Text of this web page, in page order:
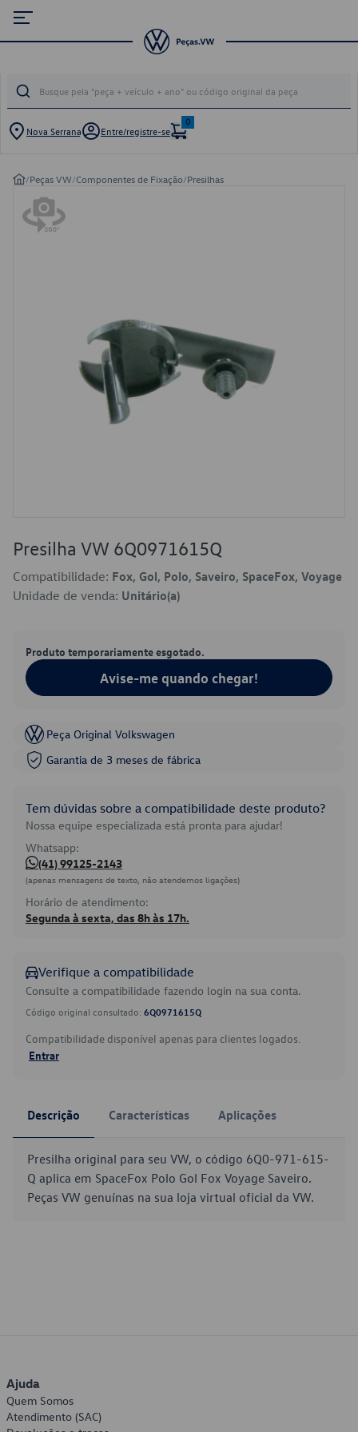
Nova Serrana Entre/registre-se
0
/Peças VW/Componentes de Fixação/Presilhas
Presilha VW 6Q0971615Q
Compatibilidade: Fox, Gol, Polo, Saveiro, SpaceFox, Voyage
Unidade de venda: Unitário(a)
Produto temporariamente esgotado.
Avise-me quando chegar!
Peça Original Volkswagen
Garantia de 3 meses de fábrica
Tem dúvidas sobre a compatibilidade deste produto?
Nossa equipe especializada está pronta para ajudar!
Whatsapp:
(41) 99125-2143
(apenas mensagens de texto, não atendemos ligações)
Horário de atendimento:
Segunda à sexta, das 8h às 17h.
Verifique a compatibilidade
Consulte a compatibilidade fazendo login na sua conta.
Código original consultado: 6Q0971615Q
Compatibilidade disponível apenas para clientes logados.
Entrar
Descrição Características Aplicações
Presilha original para seu VW, o código 6Q0-971-615-
Q aplica em SpaceFox Polo Gol Fox Voyage Saveiro.
Peças VW genuínas na sua loja virtual oficial da VW.
Ajuda
Quem Somos
Atendimento (SAC)